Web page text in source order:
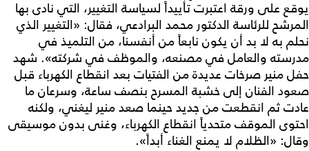
يوقع على ورقة اعتبرت تأييداً لسياسة التغيير، التي نادى بها
المرشح للرئاسة الدكتور محمد البرادعي، فقال: «التغيير الذي
نحلم به لا بد أن يكون نابعاً من أنفسنا، من التلميذ في
مدرسته والعامل في مصنعه، والموظف في شركته». شهد
حفل منير صرخات عديدة من الفتيات بعد انقطاع الكهرباء قبل
صعود الفنان إلى خشبة المسرح بنصف ساعة، وسرعان ما
عادت ثم انقطعت من جديد حينما صعد منير ليغني، ولكنه
احتوى الموقف متحدياً انقطاع الكهرباء، وغنى بدون موسيقى
وقال: «الظلام لا يمنع الغناء أبداً».